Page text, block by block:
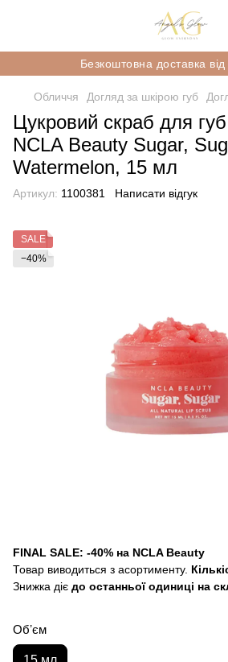
Безкоштовна доставка від
Обличчя Догляд за шкірою губ
Цукровий скраб для
NCLA Beauty Sugar,
Watermelon, 15 мл
Артикул: 1100381 Написати відгук
SALE
−40%
FINAL SALE: -40% на NCLA Beauty
Товар виводиться з асортименту.
Знижка діє до останньої одиниці на
Обʼєм